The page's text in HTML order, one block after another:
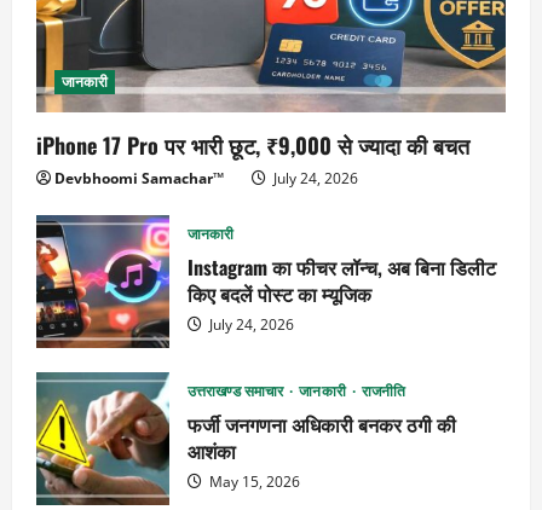
जानकारी
iPhone 17 Pro पर भारी छूट, ₹9,000 से ज्यादा की बचत
Devbhoomi Samachar™ July 24, 2026
जानकारी
Instagram का फीचर लॉन्च, अब बिना डिलीट
किए बदलें पोस्ट का म्यूजिक
July 24, 2026
उत्तराखण्ड समाचार जानकारी राजनीति
फर्जी जनगणना अधिकारी बनकर ठगी की
आशंका
May 15, 2026